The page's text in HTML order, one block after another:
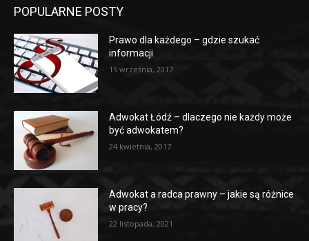
POPULARNE POSTY
Prawo dla każdego – gdzie szukać
informacji
15 września, 2017
Adwokat Łódź – dlaczego nie każdy może
być adwokatem?
24 kwietnia, 2017
Adwokat a radca prawny – jakie są różnice
w pracy?
22 listopada, 2021